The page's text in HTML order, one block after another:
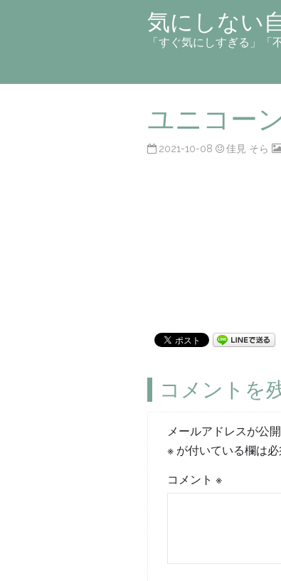
気にしない
「すぐ気にしすぎる」
ユニコー
2021-10-08 佳見 そら
コメントを
メールアドレスが公
※ が付いている欄は
コメント※